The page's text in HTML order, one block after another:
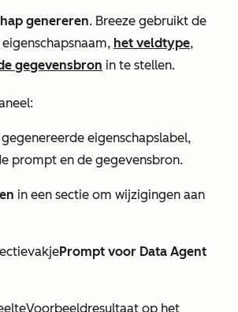
genereren. Breeze gebruikt de
het veldtype,
gegevensbron in te stellen.
eigenschapslabel,
prompt en de gegevensbron.
in een sectie om wijzigingen aan
Prompt voor Data Agent
Voorbeeldresultaat op het